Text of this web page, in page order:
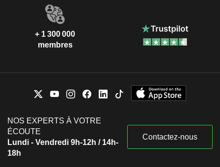
+ 1 300 000
membres
NOS EXPERTS À VOTRE
ÉCOUTE
Lundi - Vendredi 9h-12h / 14h-
18h
Contactez-nous